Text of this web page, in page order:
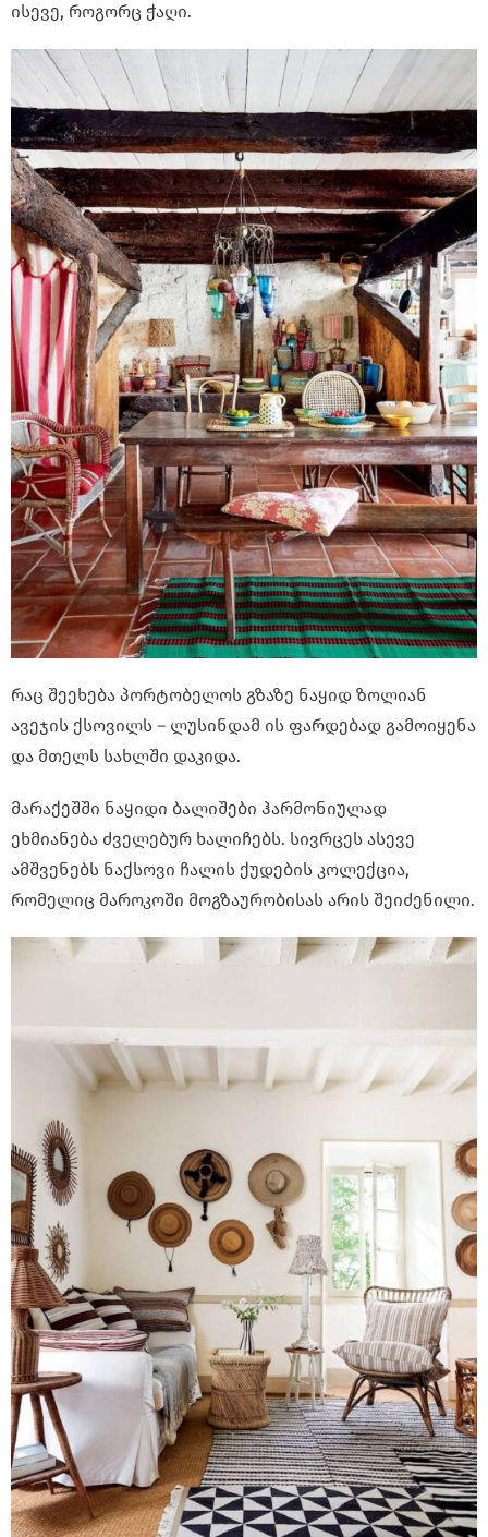
ისევე, როგორც ჭაღი.
რაც შეეხება პორტობელოს გზაზე ნაყიდ ზოლიან
ავეჯის ქსოვილს – ლუსინდამ ის ფარდებად გამოიყენა
და მთელს სახლში დაკიდა.
მარაქეშში ნაყიდი ბალიშები ჰარმონიულად
ეხმიანება ძველებურ ხალიჩებს. სივრცეს ასევე
ამშვენებს ნაქსოვი ჩალის ქუდების კოლექცია,
რომელიც მაროკოში მოგზაურობისას არის შეიძენილი.